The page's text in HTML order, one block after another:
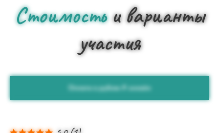
Стоимостьи варианты
участия
Оплата в рублях ₽ онлайн